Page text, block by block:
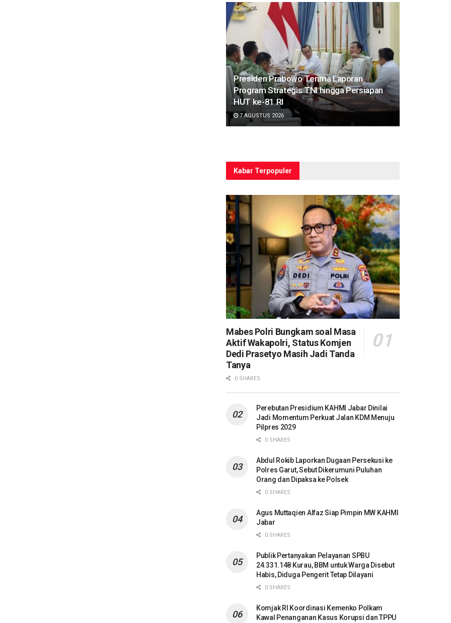
Presiden Prabowo Terima Laporan
Program Strategis TNI hingga Persiapan
HUT ke-81 RI
7 AGUSTUS 2026
Kabar Terpopuler
Mabes Polri Bungkam soal Masa
Aktif Wakapolri, Status Komjen
Dedi Prasetyo Masih Jadi Tanda
Tanya
0 SHARES
Perebutan Presidium KAHMI Jabar Dinilai
Jadi Momentum Perkuat Jalan KDM Menuju
Pilpres 2029
0 SHARES
Abdul Rokib Laporkan Dugaan Persekusi ke
Polres Garut, Sebut Dikerumuni Puluhan
Orang dan Dipaksa ke Polsek
0 SHARES
Agus Muttaqien Alfaz Siap Pimpin MW KAHMI
Jabar
0 SHARES
Publik Pertanyakan Pelayanan SPBU
24.331.148 Kurau, BBM untuk Warga Disebut
Habis, Diduga Pengerit Tetap Dilayani
0 SHARES
Komjak RI Koordinasi Kemenko Polkam
Kawal Penanganan Kasus Korupsi dan TPPU